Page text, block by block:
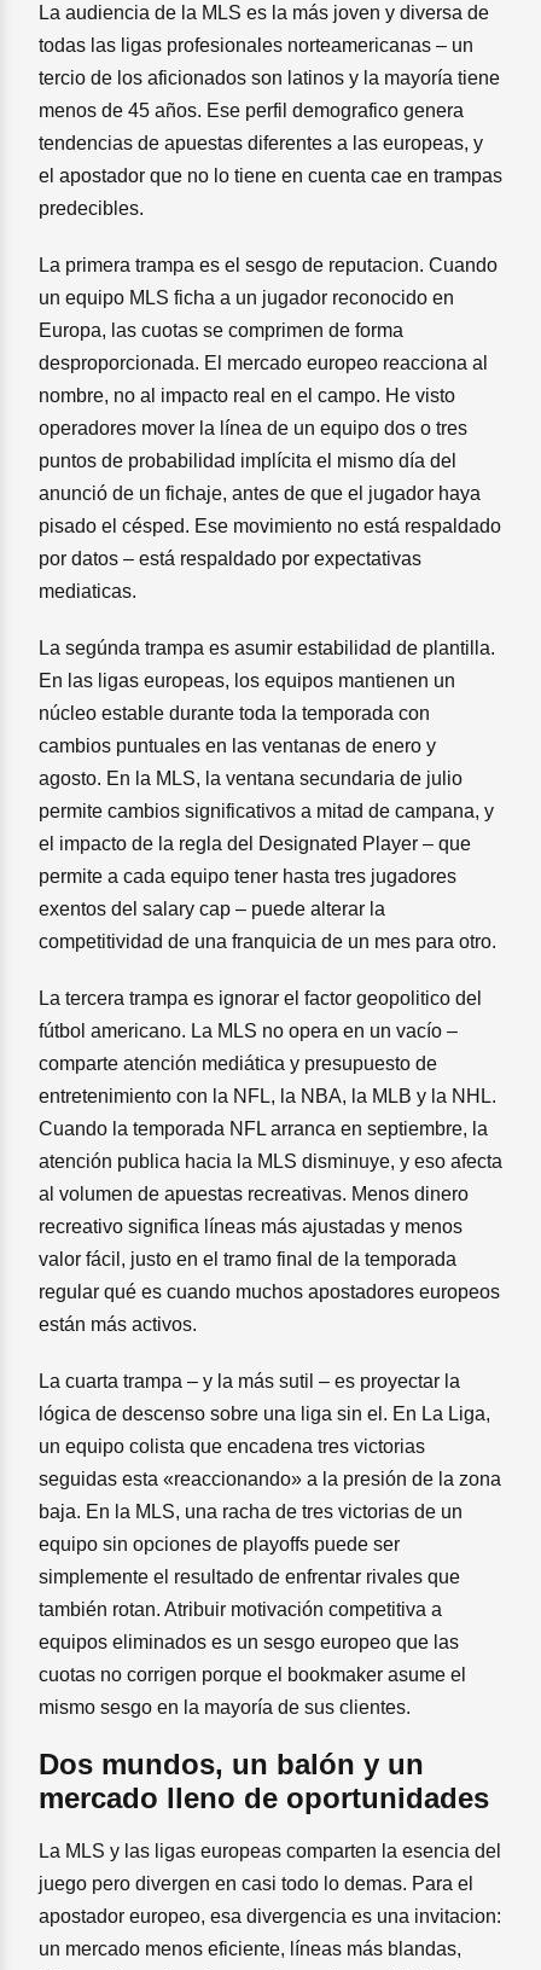
La audiencia de la MLS es la más joven y diversa de
todas las ligas profesionales norteamericanas – un
tercio de los aficionados son latinos y la mayoría tiene
menos de 45 años. Ese perfil demografico genera
tendencias de apuestas diferentes a las europeas, y
el apostador que no lo tiene en cuenta cae en trampas
predecibles.
La primera trampa es el sesgo de reputacion. Cuando
un equipo MLS ficha a un jugador reconocido en
Europa, las cuotas se comprimen de forma
desproporcionada. El mercado europeo reacciona al
nombre, no al impacto real en el campo. He visto
operadores mover la línea de un equipo dos o tres
puntos de probabilidad implícita el mismo día del
anunció de un fichaje, antes de que el jugador haya
pisado el césped. Ese movimiento no está respaldado
por datos – está respaldado por expectativas
mediaticas.
La segúnda trampa es asumir estabilidad de plantilla.
En las ligas europeas, los equipos mantienen un
núcleo estable durante toda la temporada con
cambios puntuales en las ventanas de enero y
agosto. En la MLS, la ventana secundaria de julio
permite cambios significativos a mitad de campana, y
el impacto de la regla del Designated Player – que
permite a cada equipo tener hasta tres jugadores
exentos del salary cap – puede alterar la
competitividad de una franquicia de un mes para otro.
La tercera trampa es ignorar el factor geopolitico del
fútbol americano. La MLS no opera en un vacío –
comparte atención mediática y presupuesto de
entretenimiento con la NFL, la NBA, la MLB y la NHL.
Cuando la temporada NFL arranca en septiembre, la
atención publica hacia la MLS disminuye, y eso afecta
al volumen de apuestas recreativas. Menos dinero
recreativo significa líneas más ajustadas y menos
valor fácil, justo en el tramo final de la temporada
regular qué es cuando muchos apostadores europeos
están más activos.
La cuarta trampa – y la más sutil – es proyectar la
lógica de descenso sobre una liga sin el. En La Liga,
un equipo colista que encadena tres victorias
seguidas esta «reaccionando» a la presión de la zona
baja. En la MLS, una racha de tres victorias de un
equipo sin opciones de playoffs puede ser
simplemente el resultado de enfrentar rivales que
también rotan. Atribuir motivación competitiva a
equipos eliminados es un sesgo europeo que las
cuotas no corrigen porque el bookmaker asume el
mismo sesgo en la mayoría de sus clientes.
Dos mundos, un balón y un
mercado lleno de oportunidades
La MLS y las ligas europeas comparten la esencia del
juego pero divergen en casi todo lo demas. Para el
apostador europeo, esa divergencia es una invitacion:
un mercado menos eficiente, líneas más blandas,